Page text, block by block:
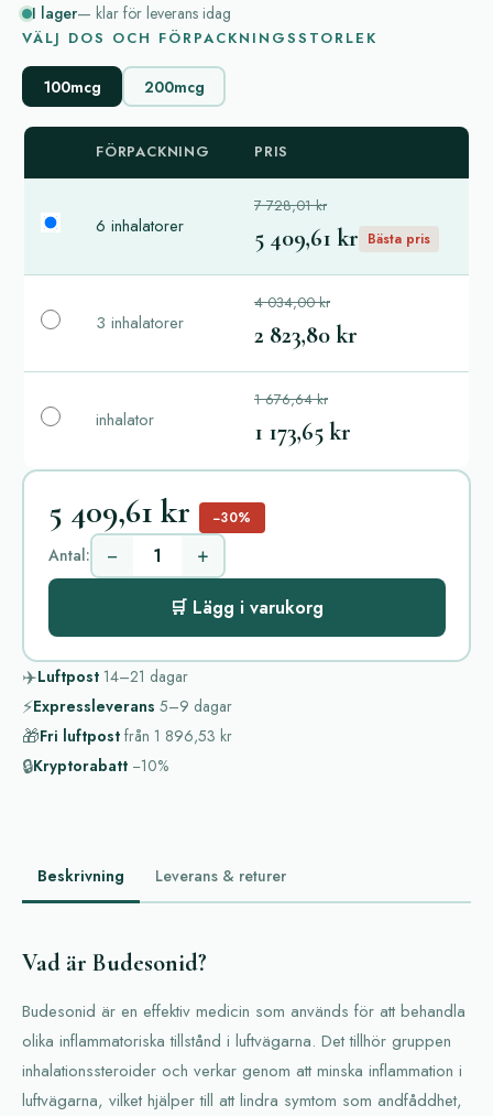
I lager— klar för leverans idag
VÄLJ DOS OCH FÖRPACKNINGSSTORLEK
100mcg 200mcg
FÖRPACKNING PRIS
6 inhalatorer
7 728,01 kr
5 409,61 kr Bästa pris
3 inhalatorer
4 034,00 kr
2 823,80 kr
inhalator
1 676,64 kr
1 173,65 kr
5 409,61 kr −30%
Antal: − +
🛒 Lägg i varukorg
✈️Luftpost 14–21 dagar
⚡Expressleverans 5–9 dagar
🎁Fri luftpost från 1 896,53 kr
🔒Kryptorabatt −10%
Beskrivning Leverans & returer
Vad är Budesonid?
Budesonid är en effektiv medicin som används för att behandla
olika inflammatoriska tillstånd i luftvägarna. Det tillhör gruppen
inhalationssteroider och verkar genom att minska inflammation i
luftvägarna, vilket hjälper till att lindra symtom som andfåddhet,